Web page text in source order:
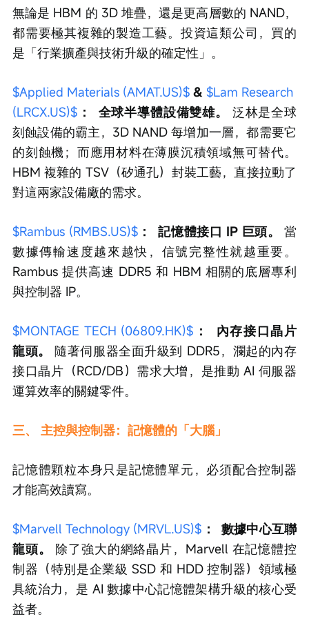
無論是 HBM 的 3D 堆疊，還是更高層數的 NAND，
都需要極其複雜的製造工藝。投資這類公司，買的
是「行業擴產與技術升級的確定性」。
$Applied Materials (AMAT.US)$ & $Lam Research
(LRCX.US)$ ： 全球半導體設備雙雄。
泛林是全球
刻蝕設備的霸主，3D NAND 每增加一層，都需要它
的刻蝕機；而應用材料在薄膜沉積領域無可替代。
HBM 複雜的 TSV（矽通孔）封裝工藝，直接拉動了
對這兩家設備廠的需求。
$Rambus (RMBS.US)$ ： 記憶體接口 IP 巨頭。
當
數據傳輸速度越來越快，信號完整性就越重要。
Rambus 提供高速 DDR5 和 HBM 相關的底層專利
與控制器 IP。
$MONTAGE TECH (06809.HK)$ ：
內存接口晶片
龍頭。
隨著伺服器全面升級到 DDR5，瀾起的內存
接口晶片（RCD/DB）需求大增，是推動 AI 伺服器
運算效率的關鍵零件。
三、 主控與控制器：記憶體的「大腦」
記憶體顆粒本身只是記憶體單元，必須配合控制器
才能高效讀寫。
$Marvell Technology (MRVL.US)$ ：
數據中心互聯
龍頭。
除了強大的網絡晶片，Marvell 在記憶體控
制器（特別是企業級 SSD 和 HDD 控制器）領域極
具統治力，是 AI 數據中心記憶體架構升級的核心受
益者。